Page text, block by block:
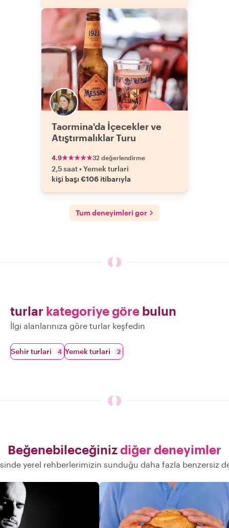
Taormina'da İçecekler ve
Atıştırmalıklar Turu
4.9 32 değerlendirme
2,5 saat•Yemek turlari
kişi başı €106 itibarıyla
Tum deneyimleri gor
turlar kategoriye göre bulun
İlgi alanlarınıza göre turlar keşfedin
Sehir turlari 4 Yemek turlari 2
Beğenebileceğinizdiğer deneyimler
yerel rehberlerimizin sunduğu daha fazla benzersiz